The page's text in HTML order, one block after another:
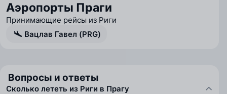
Аэропорты Праги
Принимающие рейсы из Риги
Вацлав Гавел (PRG)
Вопросы и ответы
Сколько лететь из Риги в Прагу